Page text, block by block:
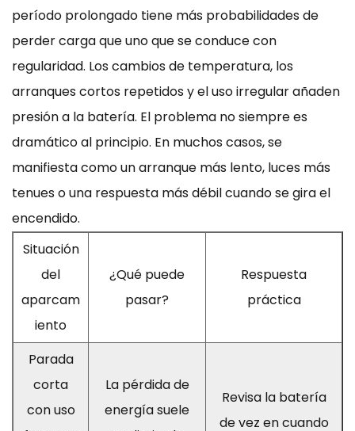
período prolongado tiene más probabilidades de
perder carga que uno que se conduce con
regularidad. Los cambios de temperatura, los
arranques cortos repetidos y el uso irregular añaden
presión a la batería. El problema no siempre es
dramático al principio. En muchos casos, se
manifiesta como un arranque más lento, luces más
tenues o una respuesta más débil cuando se gira el
encendido.
Situación
del
aparcam
iento
¿Qué puede
pasar?
Respuesta
práctica
Parada
corta
con uso
La pérdida de
energía suele
Revisa la batería
de vez en cuando